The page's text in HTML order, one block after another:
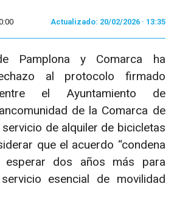
Actualizado: 20/02/2026 · 13:35
Pamplona y Comarca ha
al protocolo firmado
entre el Ayuntamiento de
de la Comarca de
de alquiler de bicicletas
que el acuerdo “condena
dos años más para
esencial de movilidad